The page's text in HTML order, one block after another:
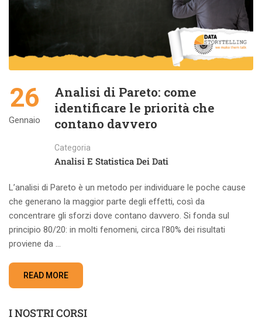
26
Gennaio
Analisi di Pareto: come
identificare le priorità che
contano davvero
Categoria
Analisi E Statistica Dei Dati
L’analisi di Pareto è un metodo per individuare le poche cause
che generano la maggior parte degli effetti, così da
concentrare gli sforzi dove contano davvero. Si fonda sul
principio 80/20: in molti fenomeni, circa l’80% dei risultati
proviene da …
READ MORE
I NOSTRI CORSI